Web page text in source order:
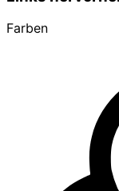
Farben